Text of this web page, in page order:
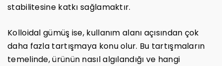
stabilitesine katkı sağlamaktır.
Kolloidal gümüş ise, kullanım alanı açısından çok
daha fazla tartışmaya konu olur. Bu tartışmaların
temelinde, ürünün nasıl algılandığı ve hangi